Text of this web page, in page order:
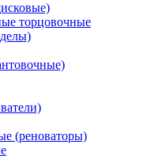
торцовочные
(реноваторы)